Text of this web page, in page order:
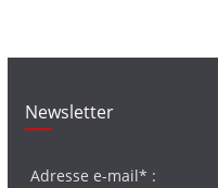
Newsletter
Adresse e-mail* :